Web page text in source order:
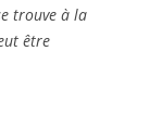
trouve à la
être